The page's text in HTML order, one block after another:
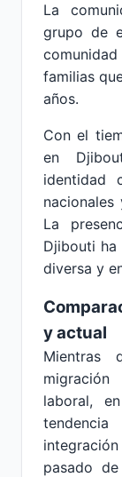
La
grupo de
familias
años.
Con el
en
identidad
La
Djibouti ha
diversa y
y actual
Mientras
laboral,
pasado